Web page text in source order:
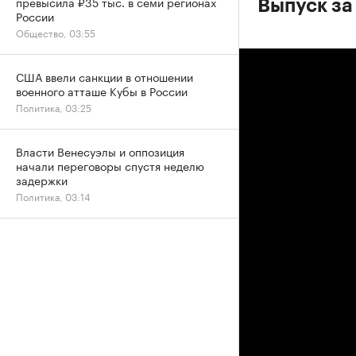
Выпуск за
России
Общество, 03:55
США ввели санкции в отношении
военного атташе Кубы в России
Политика, 03:25
Власти Венесуэлы и оппозиция
начали переговоры спустя неделю
задержки
Политика, 03:14